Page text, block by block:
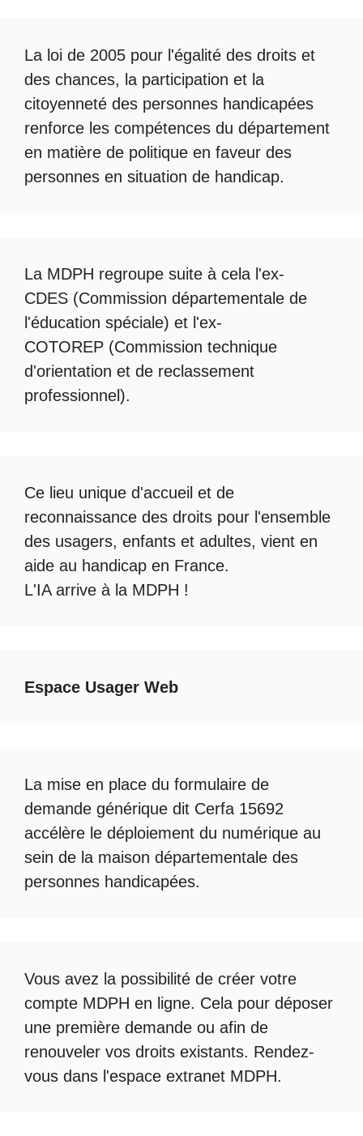
La loi de 2005 pour l'égalité des droits et
des chances, la participation et la
citoyenneté des personnes handicapées
renforce les compétences du département
en matière de politique en faveur des
personnes en situation de handicap.
La MDPH regroupe suite à cela l'ex-
CDES (Commission départementale de
l'éducation spéciale) et l'ex-
COTOREP (Commission technique
d'orientation et de reclassement
professionnel).
Ce lieu unique d'accueil et de
reconnaissance des droits pour l'ensemble
des usagers, enfants et adultes, vient en
aide au handicap en France.
L'IA arrive à la MDPH !
Espace Usager Web
La mise en place du formulaire de
demande générique dit Cerfa 15692
accélère le déploiement du numérique au
sein de la maison départementale des
personnes handicapées.
Vous avez la possibilité de créer votre
compte MDPH en ligne. Cela pour déposer
une première demande ou afin de
renouveler vos droits existants. Rendez-
vous dans l'espace extranet MDPH.